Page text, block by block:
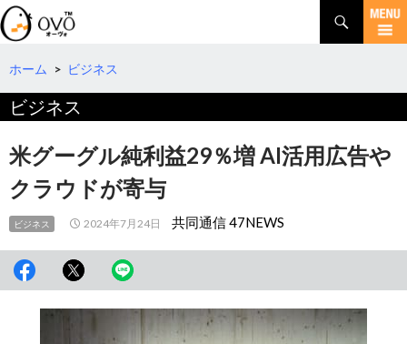
検
索
コ
テ
へ
移
動
ホーム > ビジネス
ビジネス
米グーグル純利益29％増 AI活用広告や
クラウドが寄与
ビジネス 2024年7月24日 共同通信 47NEWS